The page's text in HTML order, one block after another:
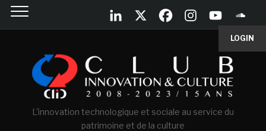
LOGIN
L'innovation technologique et sociale au service du
patrimoine et de la culture